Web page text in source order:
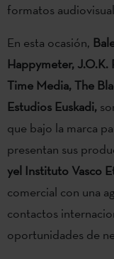
formatos
En esta ocasión,
Happymeter,
Time Media, The
Estudios Euskadi,
que bajo la marca
presentan sus
yel Instituto Vasco
comercial con una
contactos
oportunidades de